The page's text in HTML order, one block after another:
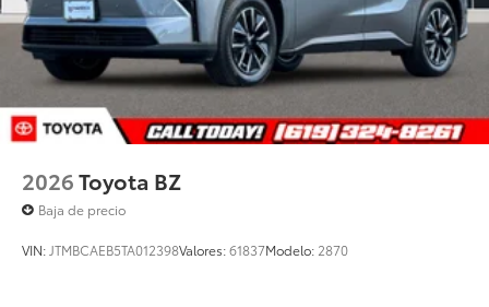
2026Toyota BZ
Baja de precio
VIN: JTMBCAEB5TA012398Valores:61837Modelo: 2870